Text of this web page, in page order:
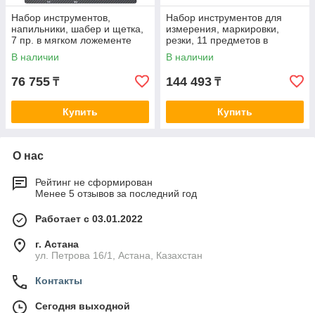
Набор инструментов,
напильники, шабер и щетка,
7 пр. в мягком ложементе
TOPTUL GEB0705
В наличии
76 755 ₸
Купить
Набор инструментов для
измерения, маркировки,
резки, 11 предметов в
ложементе TOPTUL
GCAT1101
В наличии
144 493 ₸
Купить
О нас
Рейтинг не сформирован
Менее 5 отзывов за последний год
Работает с 03.01.2022
г. Астана
ул. Петрова 16/1, Астана, Казахстан
Контакты
Сегодня выходной